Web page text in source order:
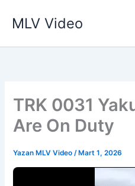
atlaMLV Video
TRK 0031
Are On Duty
Yazan MLV Video/ Mart 1, 2026